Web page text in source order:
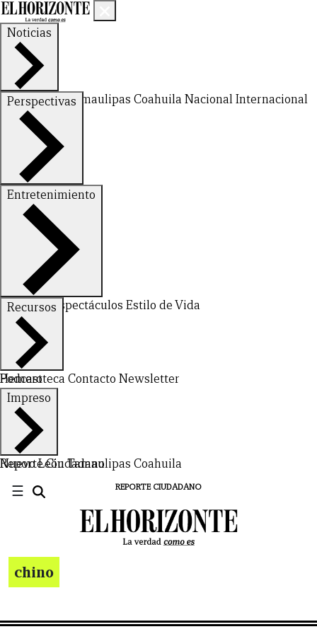
Noticias
Nuevo LeónTamaulipas Coahuila NacionalInternacional
Perspectivas
FinanzasOpinión
Entretenimiento
DeportesEspectáculos Estilo de Vida
Recursos
Hemeroteca Contacto Newsletter
Podcast
Impreso
Nuevo LeónTamaulipas Coahuila
Reporte Ciudadano
☰ REPORTE CIUDADANO
chino